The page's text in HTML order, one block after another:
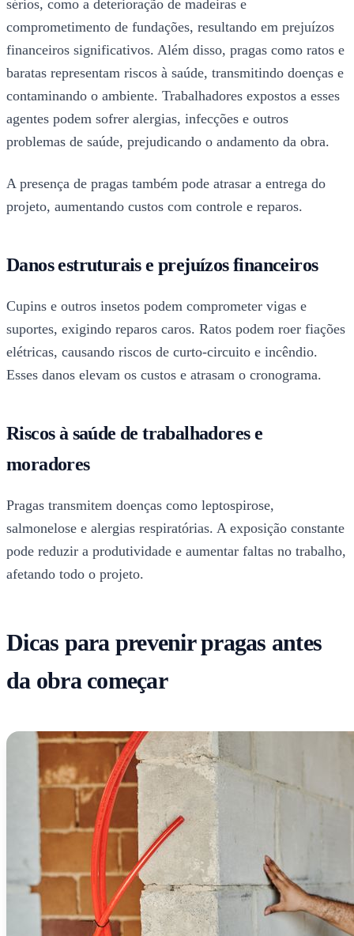
sérios, como a deterioração de madeiras e
comprometimento de fundações, resultando em prejuízos
financeiros significativos. Além disso, pragas como ratos e
baratas representam riscos à saúde, transmitindo doenças e
contaminando o ambiente. Trabalhadores expostos a esses
agentes podem sofrer alergias, infecções e outros
problemas de saúde, prejudicando o andamento da obra.
A presença de pragas também pode atrasar a entrega do
projeto, aumentando custos com controle e reparos.
Danos estruturais e prejuízos financeiros
Cupins e outros insetos podem comprometer vigas e
suportes, exigindo reparos caros. Ratos podem roer fiações
elétricas, causando riscos de curto-circuito e incêndio.
Esses danos elevam os custos e atrasam o cronograma.
Riscos à saúde de trabalhadores e
moradores
Pragas transmitem doenças como leptospirose,
salmonelose e alergias respiratórias. A exposição constante
pode reduzir a produtividade e aumentar faltas no trabalho,
afetando todo o projeto.
Dicas para prevenir pragas antes
da obra começar